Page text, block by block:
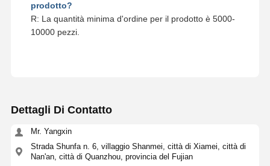
prodotto?
R: La quantità minima d'ordine per il prodotto è 5000-
10000 pezzi.
Dettagli Di Contatto
Mr. Yangxin
Strada Shunfa n. 6, villaggio Shanmei, città di Xiamei, città di
Nan'an, città di Quanzhou, provincia del Fujian